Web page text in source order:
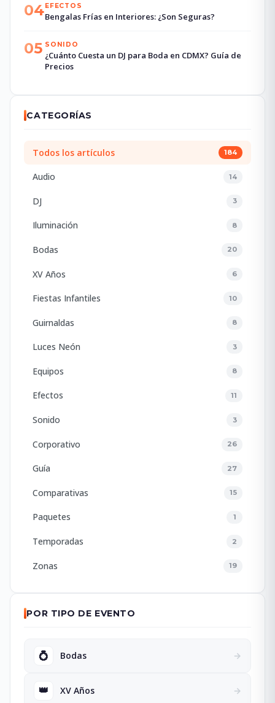
04 EFECTOS
Bengalas Frías en Interiores: ¿Son Seguras?
05 SONIDO
¿Cuánto Cuesta un DJ para Boda en CDMX? Guía de
Precios
CATEGORÍAS
Todos los artículos 184
Audio 14
DJ 3
Iluminación 8
Bodas 20
XV Años 6
Fiestas Infantiles 10
Guirnaldas 8
Luces Neón 3
Equipos 8
Efectos 11
Sonido 3
Corporativo 26
Guía 27
Comparativas 15
Paquetes 1
Temporadas 2
Zonas 19
POR TIPO DE EVENTO
💍 Bodas →
👑 XV Años →